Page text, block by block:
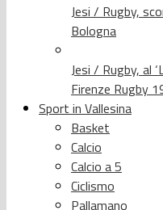
Jesi / Rugby,
Bologna
Jesi / Rugby, al
Firenze Rugby
Sport in Vallesina
Basket
Calcio
Calcio a 5
Ciclismo
Pallamano